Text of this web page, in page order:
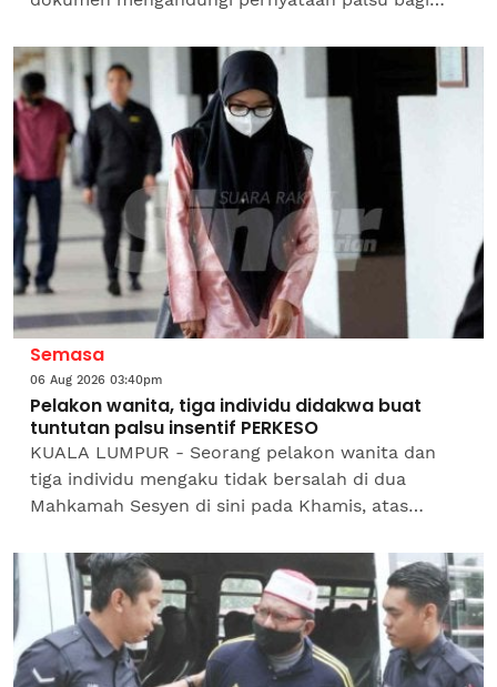
2.0 Pertubuhan...
Semasa
06 Aug 2026 03:40pm
Pelakon wanita, tiga individu didakwa buat
tuntutan palsu insentif PERKESO
KUALA LUMPUR - Seorang pelakon wanita dan
tiga individu mengaku tidak bersalah di dua
Mahkamah Sesyen di sini pada Khamis, atas
membabitkan tuntutan insentif di bawah...